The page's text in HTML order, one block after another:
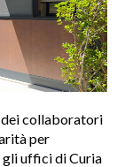
dei collaboratori
per
gli uffici di Curia